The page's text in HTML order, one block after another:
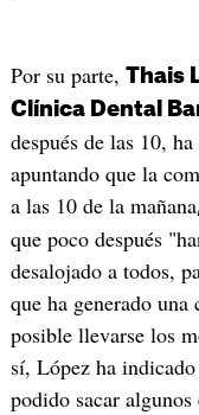
Por su parte, Thais
Clínica Dental
después de las 10,
apuntando que la
a las 10 de la mañana
que poco después
desalojado a todos,
que ha generado
posible llevarse los
sí, López ha
podido sacar algunos